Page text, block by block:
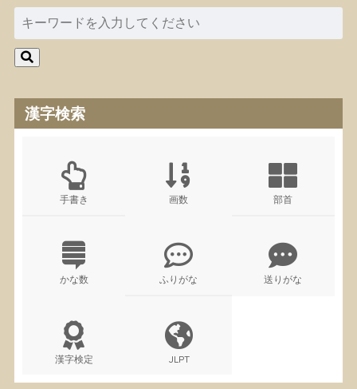
漢字検索
手書き 画数 部首
かな数 ふりがな 送りがな
漢字検定 JLPT